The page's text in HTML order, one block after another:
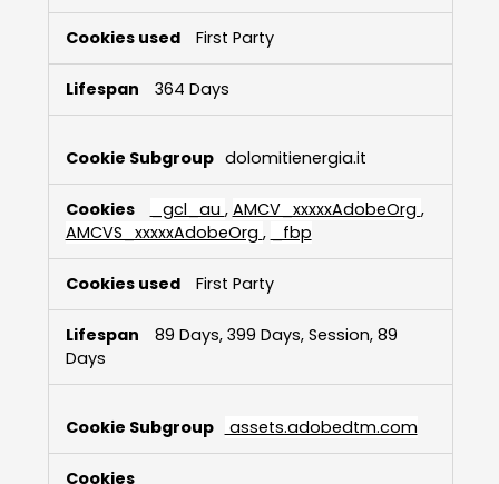
First Party
364 Days
dolomitienergia.it
_gcl_au , AMCV_xxxxxAdobeOrg ,
AMCVS_xxxxxAdobeOrg , _fbp
First Party
89 Days, 399 Days, Session, 89
Days
assets.adobedtm.com